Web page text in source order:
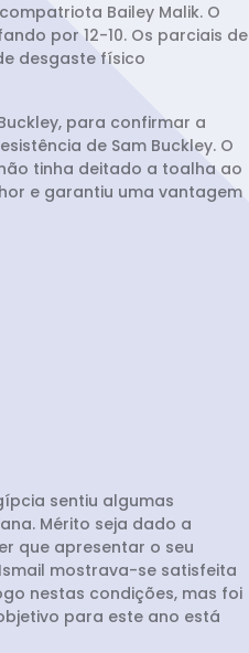
Bailey Malik. O
por 12-10. Os parciais de
desgaste físico
para confirmar a
de Sam Buckley. O
tinha deitado a toalha ao
e garantiu uma vantagem
sentiu algumas
Mérito seja dado a
que apresentar o seu
mostrava-se satisfeita
nestas condições, mas foi
para este ano está